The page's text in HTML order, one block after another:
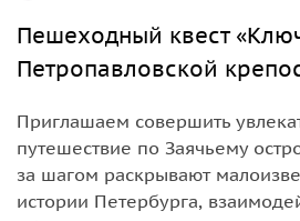
Пешеходный квест
Петропавловской
Приглашаем совершить
путешествие по Заячьему
за шагом раскрывают
истории Петербурга,